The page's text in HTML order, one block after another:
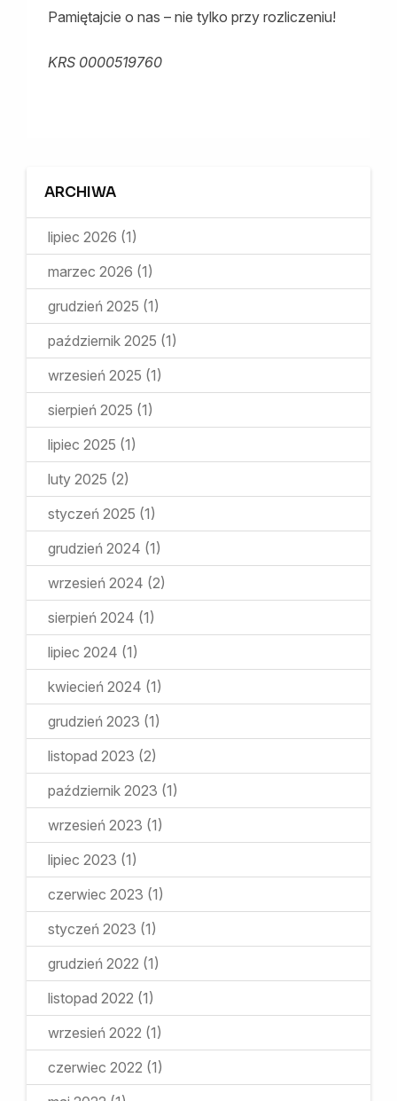
Pamiętajcie o nas – nie tylko przy rozliczeniu!
KRS 0000519760
ARCHIWA
lipiec 2026 (1)
marzec 2026 (1)
grudzień 2025 (1)
październik 2025 (1)
wrzesień 2025 (1)
sierpień 2025 (1)
lipiec 2025 (1)
luty 2025 (2)
styczeń 2025 (1)
grudzień 2024 (1)
wrzesień 2024 (2)
sierpień 2024 (1)
lipiec 2024 (1)
kwiecień 2024 (1)
grudzień 2023 (1)
listopad 2023 (2)
październik 2023 (1)
wrzesień 2023 (1)
lipiec 2023 (1)
czerwiec 2023 (1)
styczeń 2023 (1)
grudzień 2022 (1)
listopad 2022 (1)
wrzesień 2022 (1)
czerwiec 2022 (1)